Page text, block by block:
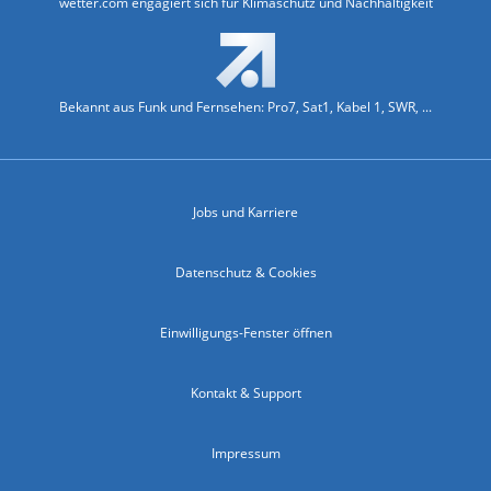
Bekannt aus Funk und Fernsehen: Pro7, Sat1, Kabel 1, SWR, ...
Jobs und Karriere
Datenschutz & Cookies
Einwilligungs-Fenster öffnen
Kontakt & Support
Impressum